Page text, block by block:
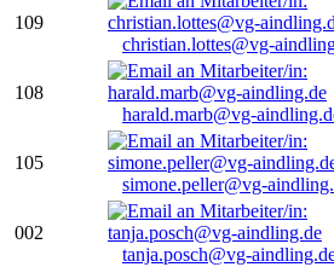
109
christian.lottes@vg-
108
harald.marb@vg-
105
simone.peller@vg-
002
tanja.posch@vg-